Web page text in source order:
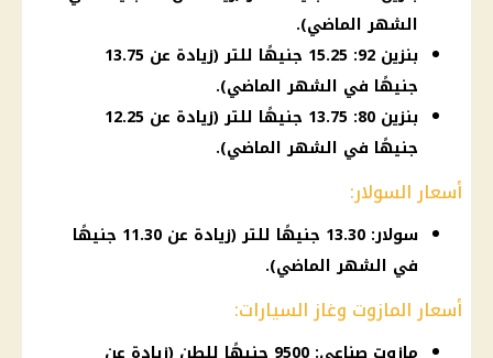
الشهر الماضي).
بنزين 92: 15.25 جنيهًا للتر (زيادة عن 13.75
جنيهًا في الشهر الماضي).
بنزين 80: 13.75 جنيهًا للتر (زيادة عن 12.25
جنيهًا في الشهر الماضي).
أسعار السولار:
سولار: 13.30 جنيهًا للتر (زيادة عن 11.30 جنيهًا
في الشهر الماضي).
أسعار المازوت وغاز السيارات: